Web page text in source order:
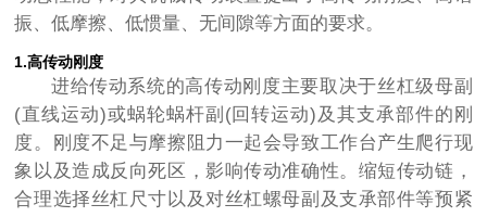
振、低摩擦、低惯量、无间隙等方面的要求。
1.高传动刚度
进给传动系统的高传动刚度主要取决于丝杠级母副
(直线运动)或蜗轮蜗杆副(回转运动)及其支承部件的刚
度。刚度不足与摩擦阻力一起会导致工作台产生爬行现
象以及造成反向死区，影响传动准确性。缩短传动链，
合理选择丝杠尺寸以及对丝杠螺母副及支承部件等预紧